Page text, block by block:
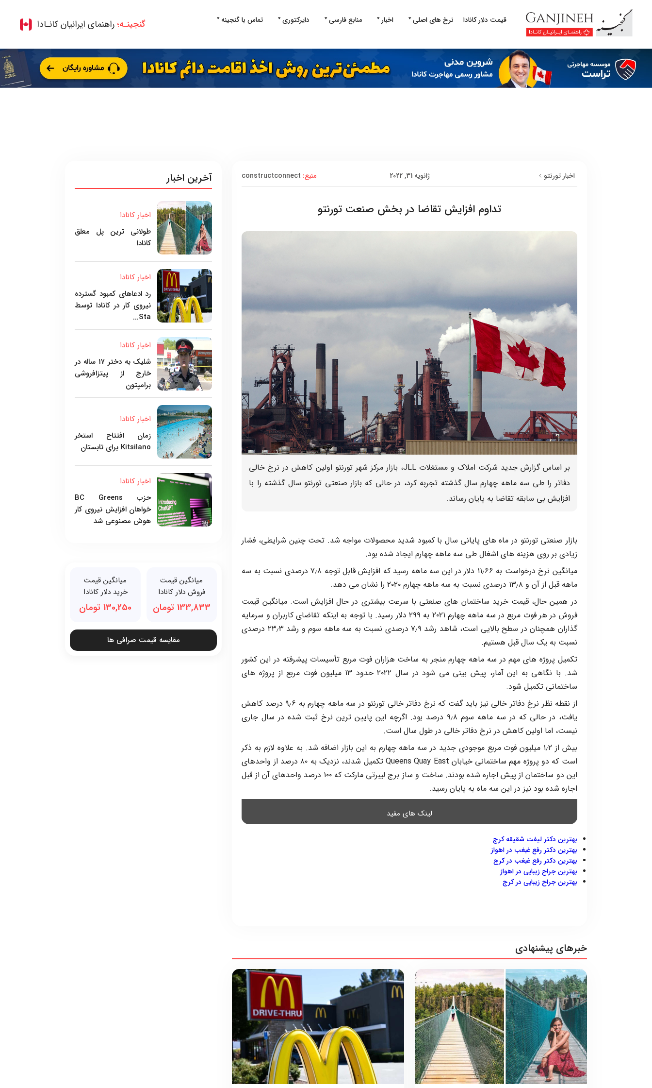
قیمت دلار کانادا نرخ های اصلی اخبار منابع فارسی دایرکتوری تماس با گنجینه گنجینـه؛ راهنمای ایرانیان کانـادا
اخبار تورنتو ژانویه 31, 2022 منبع: constructconnect
تداوم افزایش تقاضا در بخش صنعت تورنتو
بر اساس گزارش جدید شرکت املاک و مستغلات JLL، بازار مرکز شهر تورنتو اولین کاهش در نرخ خالی
دفاتر را طی سه ماهه چهارم سال گذشته تجربه کرد، در حالی که بازار صنعتی تورنتو سال گذشته را با
افزایش بی سابقه تقاضا به پایان رساند.
بازار صنعتی تورنتو در ماه های پایانی سال با کمبود شدید محصولات مواجه شد. تحت چنین شرایطی، فشار
زیادی بر روی هزینه های اشغال طی سه ماهه چهارم ایجاد شده بود.
میانگین نرخ درخواست به ۱۱٫۶۶ دلار در این سه ماهه رسید که افزایش قابل توجه ۷٫۸ درصدی نسبت به سه
ماهه قبل از آن و ۱۳٫۸ درصدی نسبت به سه ماهه چهارم ۲۰۲۰ را نشان می دهد.
در همین حال، قیمت خرید ساختمان های صنعتی با سرعت بیشتری در حال افزایش است. میانگین قیمت
فروش در هر فوت مربع در سه ماهه چهارم ۲۰۲۱ به ۲۹۹ دلار رسید. با توجه به اینکه تقاضای کاربران و سرمایه
گذاران همچنان در سطح بالایی است، شاهد رشد ۷٫۹ درصدی نسبت به سه ماهه سوم و رشد ۲۳٫۳ درصدی
نسبت به یک سال قبل هستیم.
تکمیل‌ پروژه های مهم در سه‌ ماهه چهارم منجر به ساخت هزاران فوت مربع تأسیسات پیشرفته در این کشور
شد. با نگاهی به این آمار، پیش بینی می شود در سال ۲۰۲۲ حدود ۱۳ میلیون فوت مربع از پروژه های
ساختمانی تکمیل شود.
از نقطه نظر نرخ دفاتر خالی نیز باید گفت که نرخ دفاتر خالی تورنتو در سه ماهه چهارم به ۹٫۶ درصد کاهش
یافت، در حالی که در سه ماهه سوم ۹٫۸ درصد بود. اگرچه این پایین‌ ترین نرخ ثبت ‌شده در سال جاری
نیست، اما اولین کاهش در نرخ دفاتر خالی در طول سال است.
بیش از ۱٫۲ میلیون فوت مربع موجودی جدید در سه ماهه چهارم به این بازار اضافه شد. به علاوه لازم به ذکر
است که دو پروژه مهم ساختمانی خیابان Queens Quay East تکمیل شدند، نزدیک به ۸۰ درصد از واحدهای
این دو ساختمان از پیش اجاره شده بودند. ساخت و ساز برج لیبرتی مارکت که ۱۰۰ درصد واحدهای آن از قبل
اجاره شده بود نیز در این سه ماه به پایان رسید.
لینک های مفید
بهترین دکتر لیفت شقیقه کرج
بهترین دکتر رفع غبغب در اهواز
بهترین دکتر رفع غبغب در کرج
بهترین جراح زیبایی در اهواز
بهترین جراح زیبایی در کرج
خبرهای پیشنهادی
آخرین اخبار
اخبار کانادا
طولانی ترین پل معلق
کانادا
اخبار کانادا
رد ادعاهای کمبود گسترده
نیروی کار در کانادا توسط
Sta...
اخبار کانادا
شلیک به دختر ۱۷ ساله در
خارج از پیتزافروشی
برامپتون
اخبار کانادا
زمان افتتاح استخر
Kitsilano برای تابستان
اخبار کانادا
حزب BC Greens
خواهان افزایش نیروی کار
هوش مصنوعی شد
میانگین قیمت
فروش دلار کانادا
133,833 تومان
میانگین قیمت
خرید دلار کانادا
130,250 تومان
مقایسه قیمت صرافی ها